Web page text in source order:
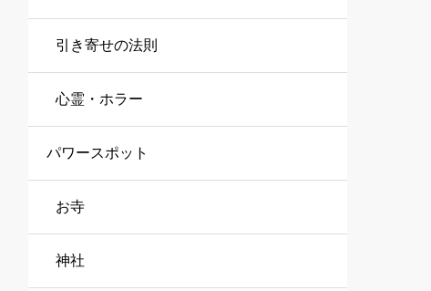
引き寄せの法則
心霊・ホラー
パワースポット
お寺
神社